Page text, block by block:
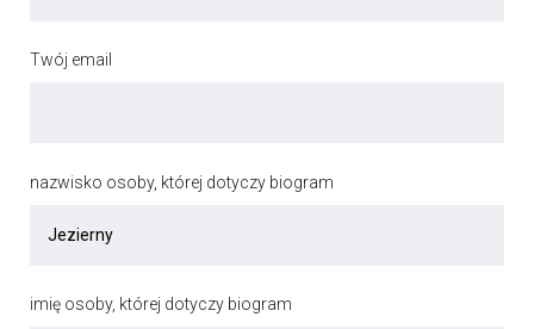
Twój email
nazwisko osoby, której dotyczy biogram
imię osoby, której dotyczy biogram